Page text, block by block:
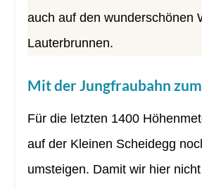
auch auf den wunderschönen
Lauterbrunnen.
Mit der Jungfraubahn
Für die letzten 1400
auf der Kleinen Scheidegg
umsteigen. Damit wir hier